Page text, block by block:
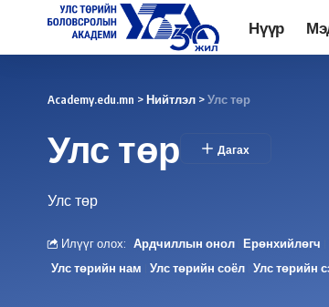
Нүүр
Academy.edu.mn >Нийтлэл >Улс төр
Улс төр
Улс төр
Илүүг олох: Ардчиллын онол Ерөнхийлөгч
Улс төрийн нам
Улс төрийн соёл Улс төрийн